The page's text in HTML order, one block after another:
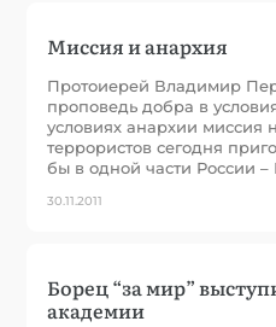
Миссия и анархия
Протоиерей Владимир
проповедь добра в
условиях анархии миссия
террористов сегодня
бы в одной части России –
30.11.2011
Борец “за мир”
академии